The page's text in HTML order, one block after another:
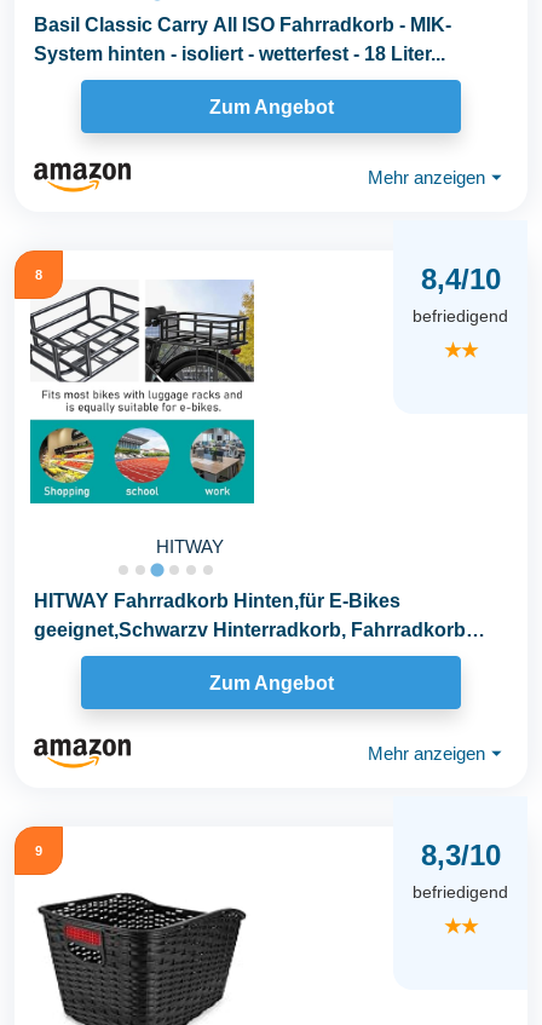
Basil Classic Carry All ISO Fahrradkorb - MIK-
System hinten - isoliert - wetterfest - 18 Liter...
Zum Angebot
Mehr anzeigen ⏷
8
HITWAY
8,4/10
befriedigend
★★
HITWAY Fahrradkorb Hinten,für E-Bikes
geeignet,Schwarzv Hinterradkorb, Fahrradkorb
Hinten...
Zum Angebot
Mehr anzeigen ⏷
9 8,3/10
befriedigend
★★